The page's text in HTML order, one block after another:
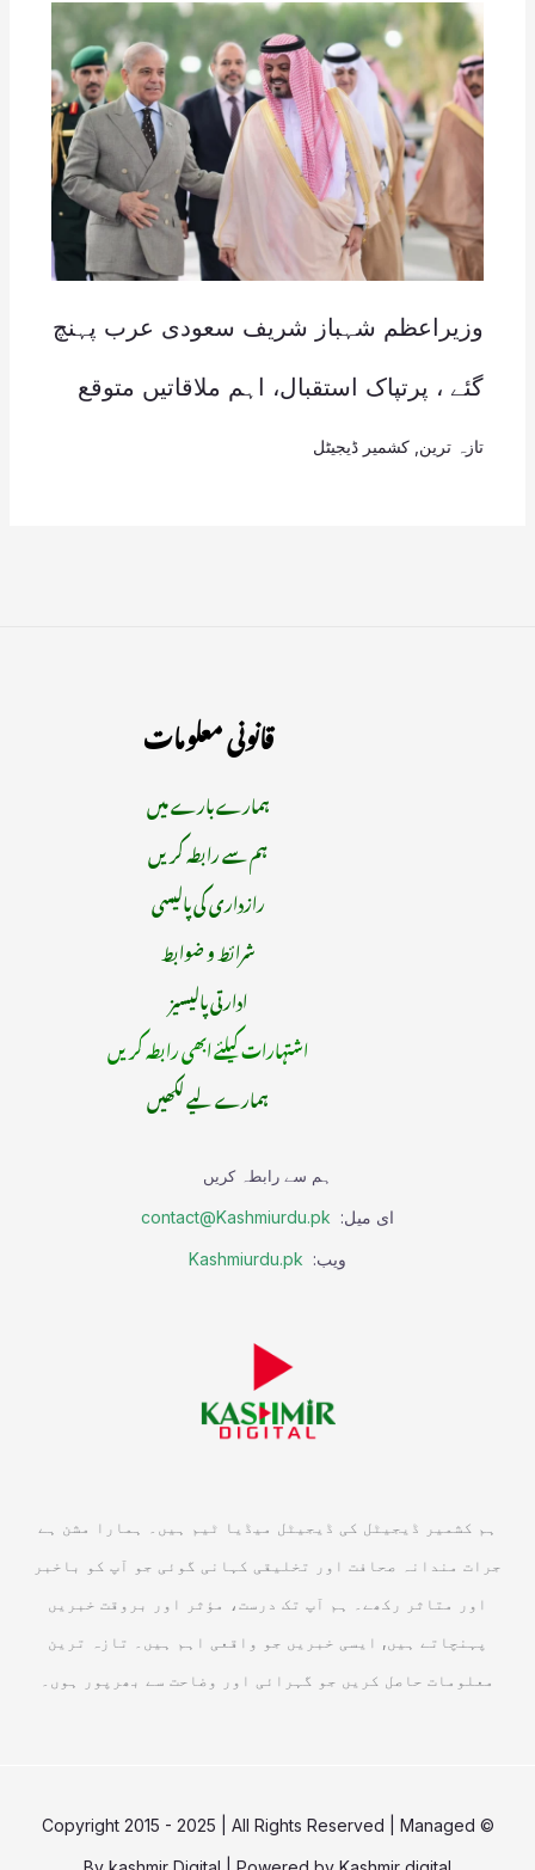
وزیراعظم شہباز شریف سعودی عرب پہنچ
گئے ، پرتپاک استقبال، اہم ملاقاتیں متوقع
تازہ ترین کشمیر ڈیجیٹل
قانونی معلومات
ہمارے بارے میں
ہم سے رابطہ کریں
رازداری کی پالیسی
شرائط و ضوابط
ادارتی پالیسیز
اشتہارات کیلئے ابھی رابطہ کریں
ہمارے لیے لکھیں
ہم سے رابطہ کریں
ای میل: contact@Kashmiurdu.pk
ویب: Kashmiurdu.pk
ہم کشمیر ڈیجیٹل کی ڈیجیٹل میڈیا ٹیم ہیں۔ ہمارا مشن ہے
جرات مندانہ صحافت اور تخلیقی کہانی گوئی جو آپ کو باخبر
اور متاثر رکھے۔ ہم آپ تک درست، مؤثر اور بروقت خبریں
پہنچاتے ہیں, ایسی خبریں جو واقعی اہم ہیں۔ تازہ ترین
معلومات حاصل کریں جو گہرائی اور وضاحت سے بھرپور ہوں۔
© Copyright 2015 - 2025 | All Rights Reserved | Managed